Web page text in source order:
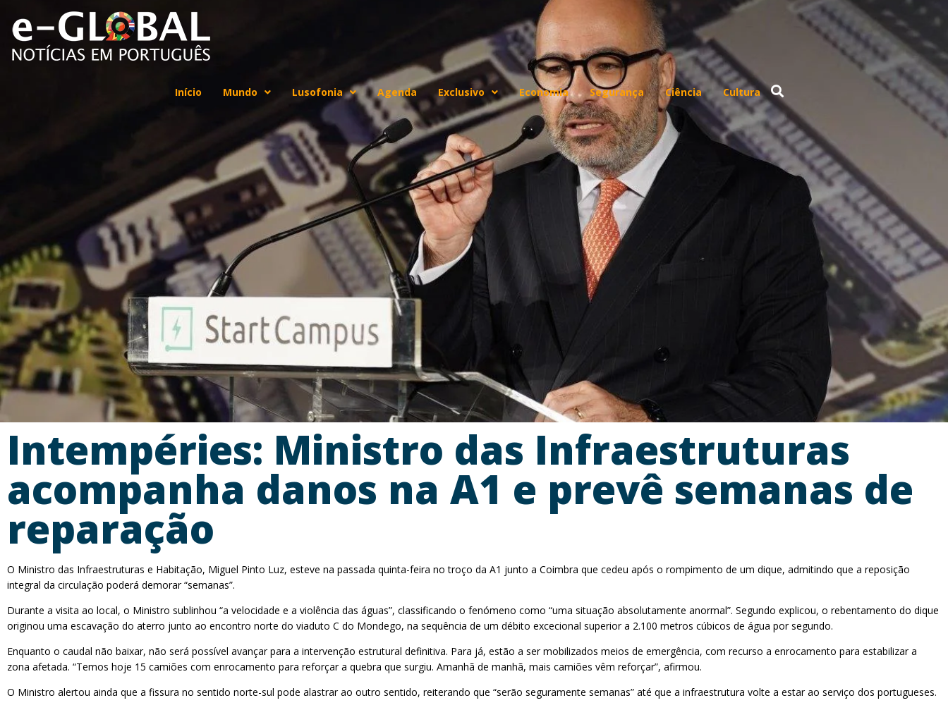
Início Mundo Lusofonia Agenda Exclusivo Economia Segurança Ciência Cultura
Intempéries: Ministro das Infraestruturas
acompanha danos na A1 e prevê semanas de
reparação
O Ministro das Infraestruturas e Habitação, Miguel Pinto Luz, esteve na passada quinta-feira no troço da A1 junto a Coimbra que cedeu após o rompimento de um dique, admitindo que a reposição
integral da circulação poderá demorar “semanas”.
Durante a visita ao local, o Ministro sublinhou “a velocidade e a violência das águas”, classificando o fenómeno como “uma situação absolutamente anormal”. Segundo explicou, o rebentamento do dique
originou uma escavação do aterro junto ao encontro norte do viaduto C do Mondego, na sequência de um débito excecional superior a 2.100 metros cúbicos de água por segundo.
Enquanto o caudal não baixar, não será possível avançar para a intervenção estrutural definitiva. Para já, estão a ser mobilizados meios de emergência, com recurso a enrocamento para estabilizar a
zona afetada. “Temos hoje 15 camiões com enrocamento para reforçar a quebra que surgiu. Amanhã de manhã, mais camiões vêm reforçar”, afirmou.
O Ministro alertou ainda que a fissura no sentido norte-sul pode alastrar ao outro sentido, reiterando que “serão seguramente semanas” até que a infraestrutura volte a estar ao serviço dos portugueses.